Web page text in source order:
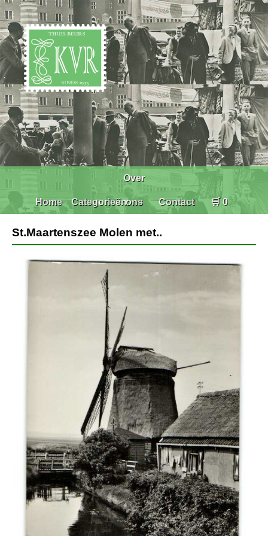
Home Categorieën
Over
ons Contact 🛒 0
St.Maartenszee Molen met..